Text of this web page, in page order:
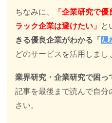
ちなみに、
「企業研究で
ラック企業は避けたい」 と
きる優良企業がわかる「 隠
どのサービスを活用しまし
業界研究・企業研究で困っ
記事を最後まで読んで自
さい。